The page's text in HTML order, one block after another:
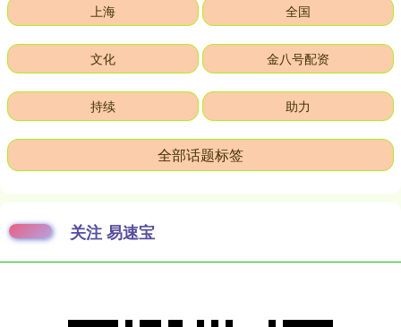
上海 全国
文化 金八号配资
持续 助力
全部话题标签
关注 易速宝